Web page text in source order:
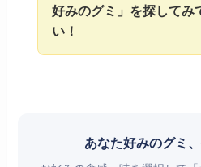
好みのグミ」を探してみ
い！
あなた好みのグミ